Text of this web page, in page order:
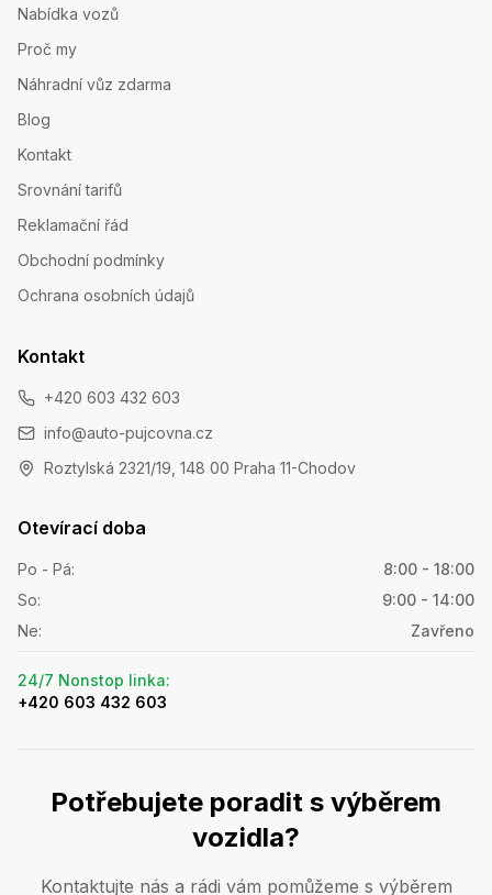
Nabídka vozů
Proč my
Náhradní vůz zdarma
Blog
Kontakt
Srovnání tarifů
Reklamační řád
Obchodní podmínky
Ochrana osobních údajů
Kontakt
+420 603 432 603
info@auto-pujcovna.cz
Roztylská 2321/19, 148 00 Praha 11-Chodov
Otevírací doba
Po - Pá:
8:00 - 18:00
So:
9:00 - 14:00
Ne: Zavřeno
24/7 Nonstop linka:
+420 603 432 603
Potřebujete poradit s výběrem
vozidla?
Kontaktujte nás a rádi vám pomůžeme s výběrem